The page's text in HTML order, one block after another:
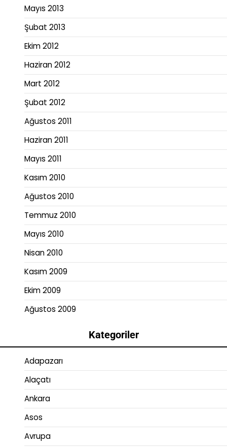
Mayıs 2013
Şubat 2013
Ekim 2012
Haziran 2012
Mart 2012
Şubat 2012
Ağustos 2011
Haziran 2011
Mayıs 2011
Kasım 2010
Ağustos 2010
Temmuz 2010
Mayıs 2010
Nisan 2010
Kasım 2009
Ekim 2009
Ağustos 2009
Kategoriler
Adapazarı
Alaçatı
Ankara
Asos
Avrupa